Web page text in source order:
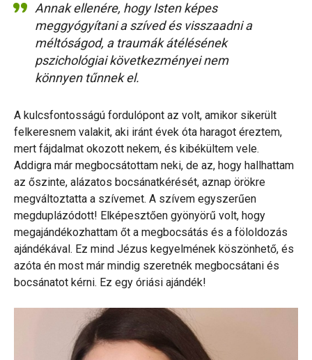
Annak ellenére, hogy Isten képes
meggyógyítani a szíved és visszaadni a
méltóságod, a traumák átélésének
pszichológiai következményei nem
könnyen tűnnek el.
A kulcsfontosságú fordulópont az volt, amikor sikerült
felkeresnem valakit, aki iránt évek óta haragot éreztem,
mert fájdalmat okozott nekem, és kibékültem vele.
Addigra már megbocsátottam neki, de az, hogy hallhattam
az őszinte, alázatos bocsánatkérését, aznap örökre
megváltoztatta a szívemet. A szívem egyszerűen
megduplázódott! Elképesztően gyönyörű volt, hogy
megajándékozhattam őt a megbocsátás és a föloldozás
ajándékával. Ez mind Jézus kegyelmének köszönhető, és
azóta én most már mindig szeretnék megbocsátani és
bocsánatot kérni. Ez egy óriási ajándék!